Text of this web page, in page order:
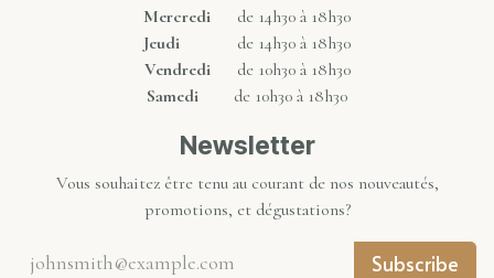
Mercredi de 14h30 à 18h30
Jeudi de 14h30 à 18h30
Vendredide 10h30 à 18h30
Samedi de 10h30 à 18h30
Newsletter
Vous souhaitez être tenu au courant de nos nouveautés,
promotions, et dégustations?
Subscribe